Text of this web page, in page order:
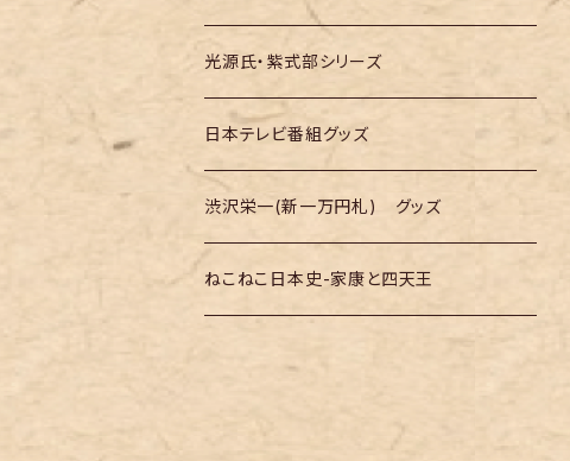
光源氏・紫式部シリーズ
日本テレビ番組グッズ
渋沢栄一(新一万円札) グッズ
ねこねこ日本史-家康と四天王